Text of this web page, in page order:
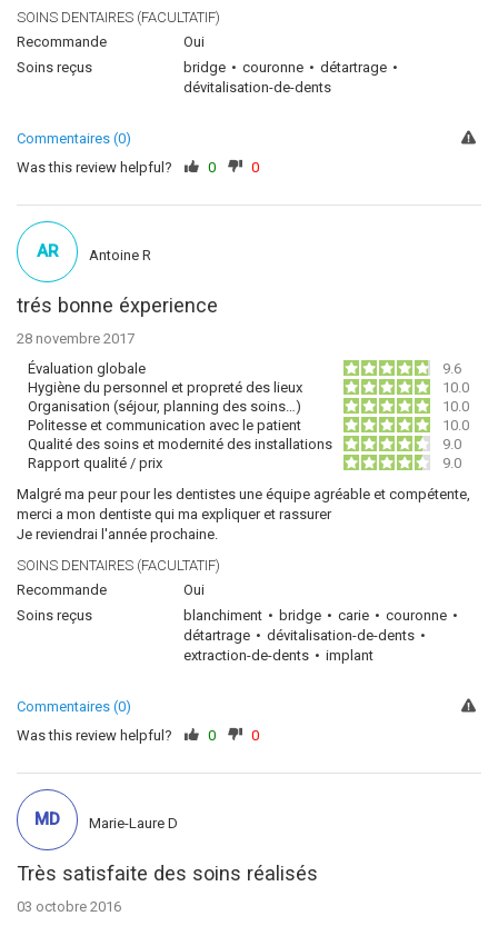
SOINS DENTAIRES (FACULTATIF)
Recommande
Oui
Soins reçus
bridge couronne
détartrage
dévitalisation-de-dents
Commentaires (0)
Was this review helpful?
0 0
trés bonne éxperience
28 novembre 2017
Évaluation globale
9.6
Hygiène du personnel et propreté des lieux
10.0
Organisation (séjour, planning des soins…)
10.0
Politesse et communication avec le patient
10.0
Qualité des soins et modernité des installations
9.0
Rapport qualité / prix
9.0
Malgré ma peur pour les dentistes une équipe agréable et compétente,
merci a mon dentiste qui ma expliquer et rassurer
Je reviendrai l'année prochaine.
SOINS DENTAIRES (FACULTATIF)
Recommande
Oui
Soins reçus
blanchiment bridge carie
couronne
détartrage
dévitalisation-de-dents
extraction-de-dents
implant
AR Antoine R
Commentaires (0)
Was this review helpful?
0 0
Très satisfaite des soins réalisés
03 octobre 2016
MD Marie-Laure D